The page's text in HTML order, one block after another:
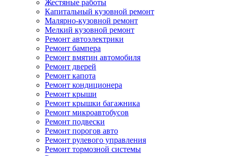
Жестяные работы
Капитальный кузовной ремонт
Малярно-кузовной ремонт
Мелкий кузовной ремонт
Ремонт автоэлектрики
Ремонт бампера
Ремонт вмятин автомобиля
Ремонт дверей
Ремонт капота
Ремонт кондиционера
Ремонт крыши
Ремонт крышки багажника
Ремонт микроавтобусов
Ремонт подвески
Ремонт порогов авто
Ремонт рулевого управления
Ремонт тормозной системы